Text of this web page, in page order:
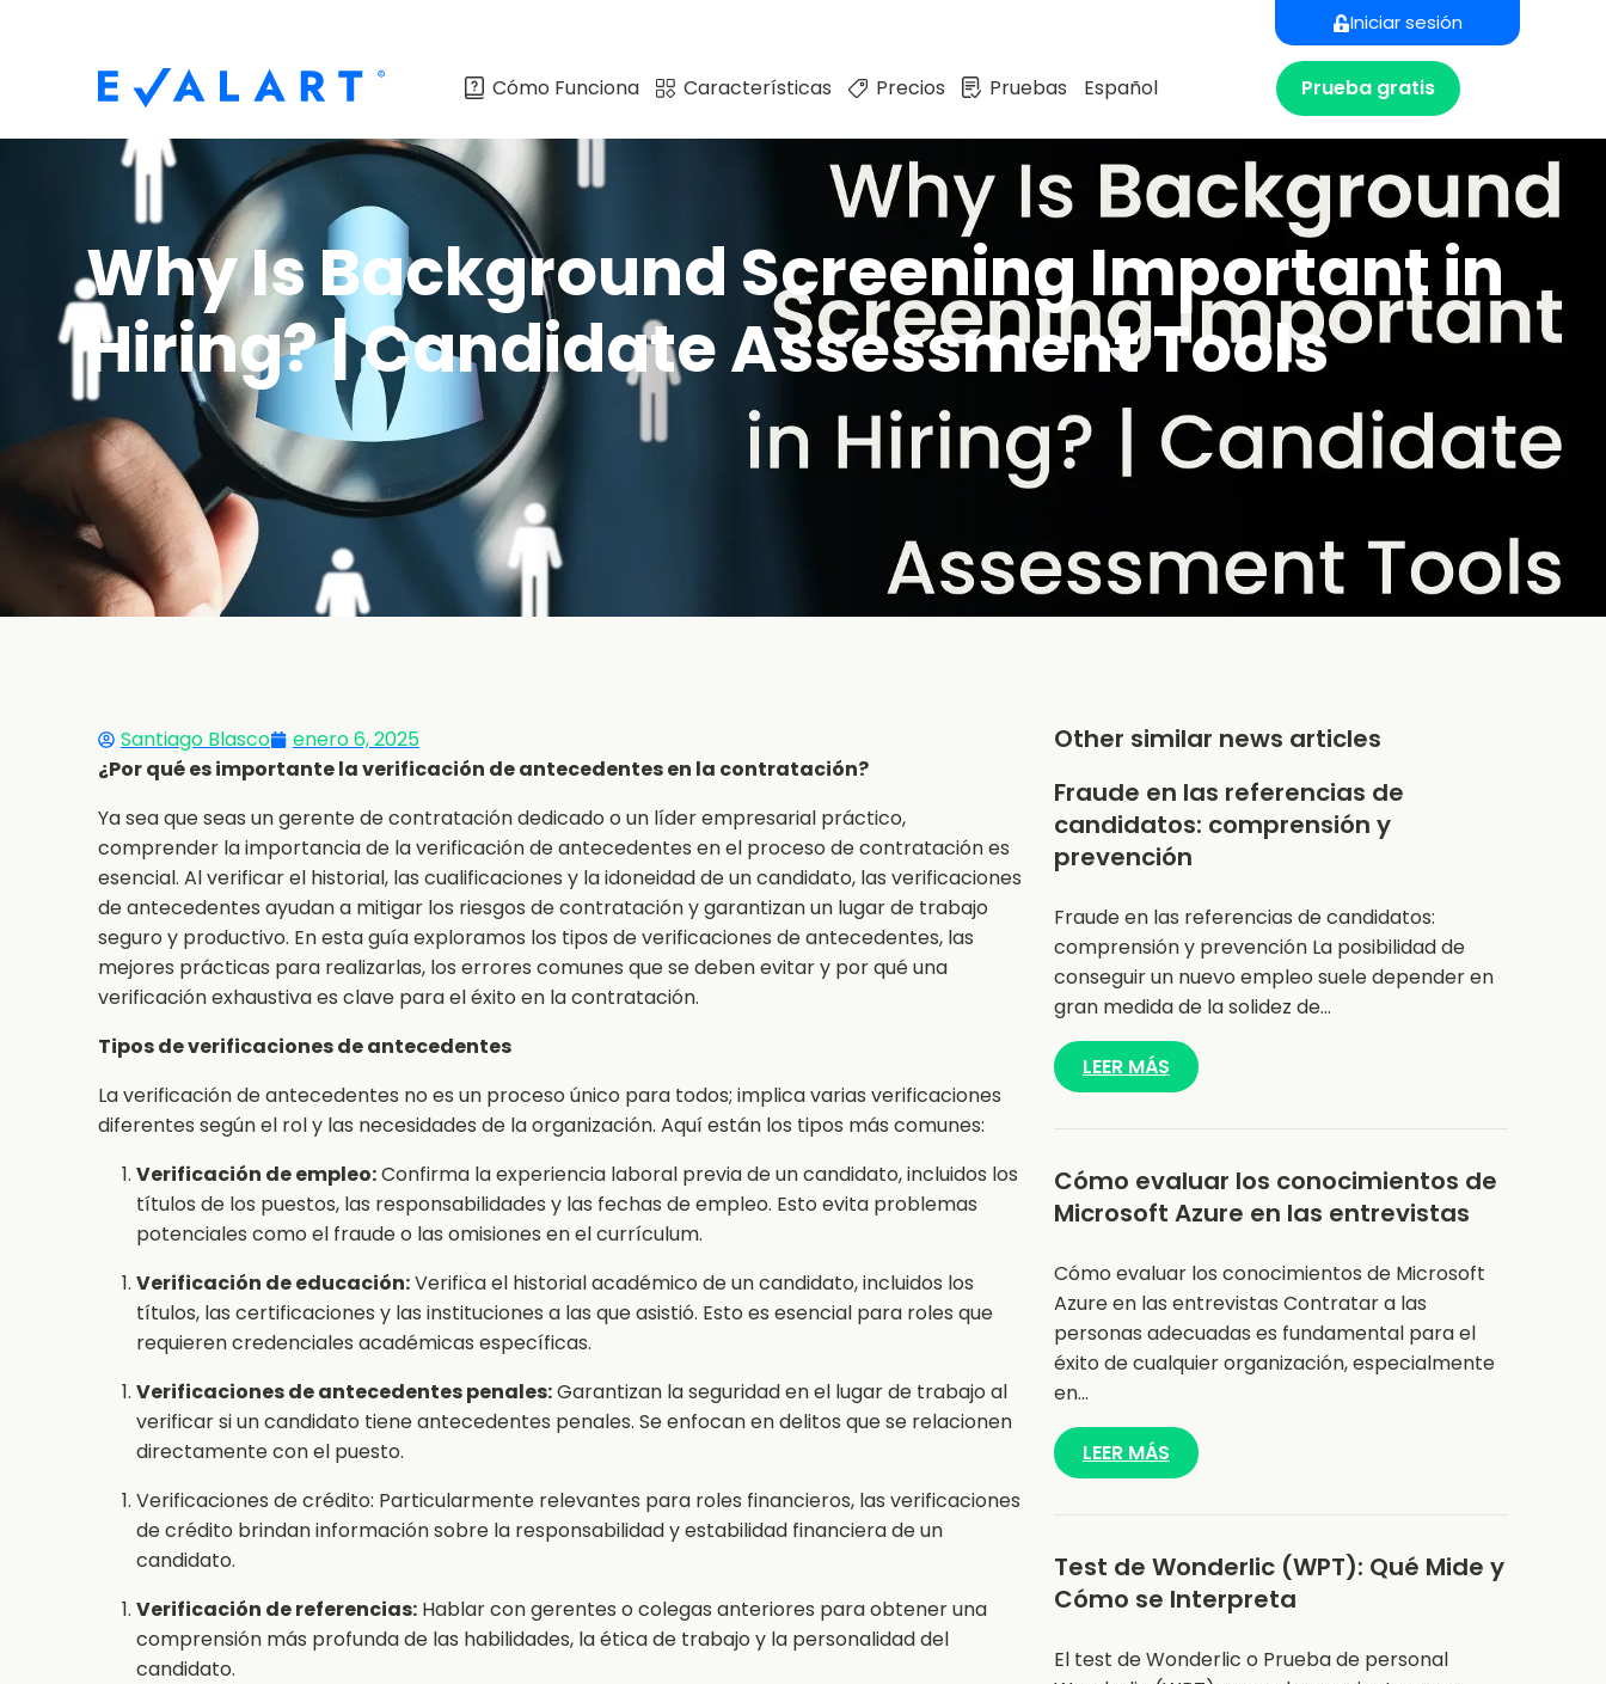
Iniciar sesión
Cómo Funciona Características Precios Pruebas Español Prueba gratis
Why Is Background Screening Important in
Hiring? | Candidate Assessment Tools
Santiago Blasco
enero 6, 2025
¿Por qué es importante la verificación de antecedentes en la contratación?
Ya sea que seas un gerente de contratación dedicado o un líder empresarial práctico,
comprender la importancia de la verificación de antecedentes en el proceso de contratación es
esencial. Al verificar el historial, las cualificaciones y la idoneidad de un candidato, las verificaciones
de antecedentes ayudan a mitigar los riesgos de contratación y garantizan un lugar de trabajo
seguro y productivo. En esta guía exploramos los tipos de verificaciones de antecedentes, las
mejores prácticas para realizarlas, los errores comunes que se deben evitar y por qué una
verificación exhaustiva es clave para el éxito en la contratación.
Tipos de verificaciones de antecedentes
La verificación de antecedentes no es un proceso único para todos; implica varias verificaciones
diferentes según el rol y las necesidades de la organización. Aquí están los tipos más comunes:
Verificación de empleo:Confirma la experiencia laboral previa de un candidato, incluidos los
títulos de los puestos, las responsabilidades y las fechas de empleo. Esto evita problemas
potenciales como el fraude o las omisiones en el currículum.
Verificación de educación:Verifica el historial académico de un candidato, incluidos los
títulos, las certificaciones y las instituciones a las que asistió. Esto es esencial para roles que
requieren credenciales académicas específicas.
Verificaciones de antecedentes penales:Garantizan la seguridad en el lugar de trabajo al
verificar si un candidato tiene antecedentes penales. Se enfocan en delitos que se relacionen
directamente con el puesto.
Verificaciones de crédito: Particularmente relevantes para roles financieros, las verificaciones
de crédito brindan información sobre la responsabilidad y estabilidad financiera de un
candidato.
Verificación de referencias: Hablar con gerentes o colegas anteriores para obtener una
comprensión más profunda de las habilidades, la ética de trabajo y la personalidad del
candidato.
Other similar news articles
Fraude en las referencias de
candidatos: comprensión y
prevención
Fraude en las referencias de candidatos:
comprensión y prevención La posibilidad de
conseguir un nuevo empleo suele depender en
gran medida de la solidez de…
LEER MÁS
Cómo evaluar los conocimientos de
Microsoft Azure en las entrevistas
Cómo evaluar los conocimientos de Microsoft
Azure en las entrevistas Contratar a las
personas adecuadas es fundamental para el
éxito de cualquier organización, especialmente
en…
LEER MÁS
Test de Wonderlic (WPT): Qué Mide y
Cómo se Interpreta
El test de Wonderlic o Prueba de personal